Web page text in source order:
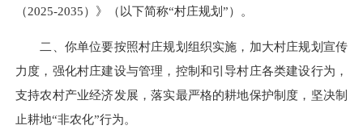
（2025-2035）》（以下简称“村庄规划”）。
二、你单位要按照村庄规划组织实施，加大村庄规划宣传
力度，强化村庄建设与管理，控制和引导村庄各类建设行为，
支持农村产业经济发展，落实最严格的耕地保护制度，坚决制
止耕地“非农化”行为。